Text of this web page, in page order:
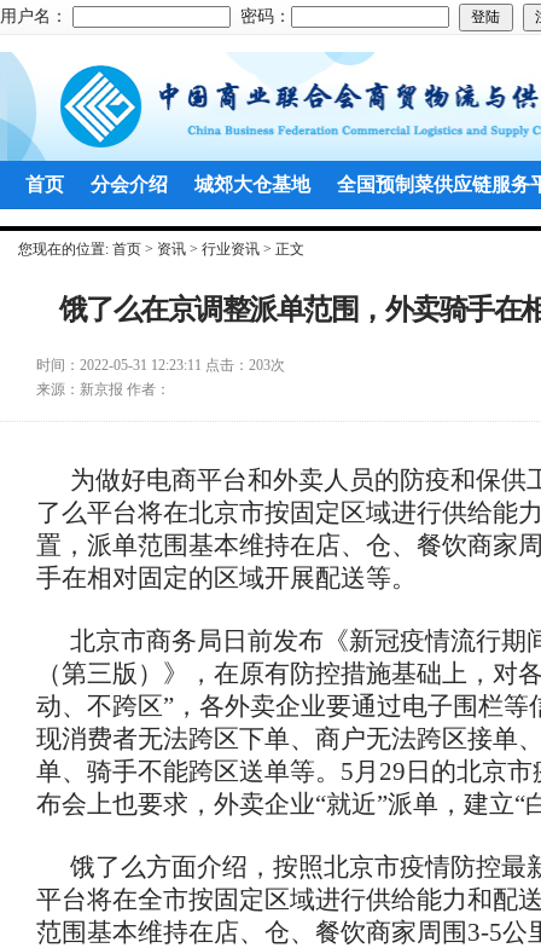
用户名： 密码：
首页 分会介绍 城郊大仓基地 全国预制菜供应链服务
您现在的位置: 首页 > 资讯 > 行业资讯 > 正文
饿了么在京调整派单范围，外卖骑手在
时间： 2022-05-31 12:23:11 点击： 203次
来源： 新京报 作者：
为做好电商平台和外卖人员的防疫和保供
了么平台将在北京市按固定区域进行供给能
置，派单范围基本维持在店、仓、餐饮商家
手在相对固定的区域开展配送等。
北京市商务局日前发布《新冠疫情流行期
（第三版）》，在原有防控措施基础上，对
动、不跨区”，各外卖企业要通过电子围栏等
现消费者无法跨区下单、商户无法跨区接单
单、骑手不能跨区送单等。5月29日的北京
布会上也要求，外卖企业“就近”派单，建立“
饿了么方面介绍，按照北京市疫情防控最
平台将在全市按固定区域进行供给能力和配
范围基本维持在店、仓、餐饮商家周围3-5公